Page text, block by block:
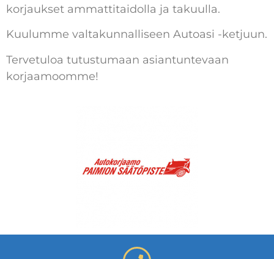
korjaukset ammattitaidolla ja takuulla.
Kuulumme valtakunnalliseen Autoasi -ketjuun.
Tervetuloa tutustumaan asiantuntevaan
korjaamoomme!